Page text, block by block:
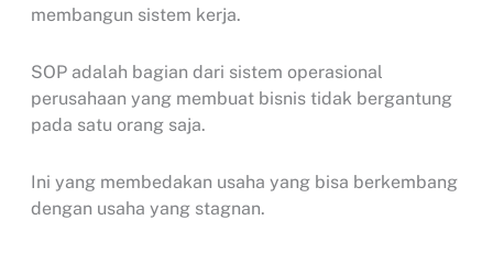
membangun sistem kerja.
SOP adalah bagian dari sistem operasional
perusahaan yang membuat bisnis tidak bergantung
pada satu orang saja.
Ini yang membedakan usaha yang bisa berkembang
dengan usaha yang stagnan.